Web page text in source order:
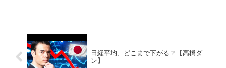
日経平均、どこまで下がる？【高橋ダ
ン】